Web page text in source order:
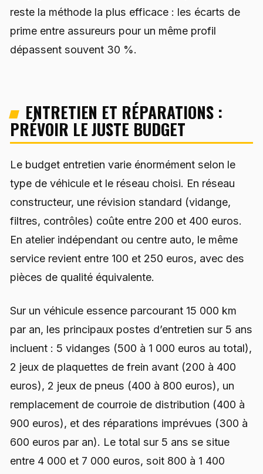
reste la méthode la plus efficace : les écarts de
prime entre assureurs pour un même profil
dépassent souvent 30 %.
ENTRETIEN ET RÉPARATIONS :
PRÉVOIR LE JUSTE BUDGET
Le budget entretien varie énormément selon le
type de véhicule et le réseau choisi. En réseau
constructeur, une révision standard (vidange,
filtres, contrôles) coûte entre 200 et 400 euros.
En atelier indépendant ou centre auto, le même
service revient entre 100 et 250 euros, avec des
pièces de qualité équivalente.
Sur un véhicule essence parcourant 15 000 km
par an, les principaux postes d’entretien sur 5 ans
incluent : 5 vidanges (500 à 1 000 euros au total),
2 jeux de plaquettes de frein avant (200 à 400
euros), 2 jeux de pneus (400 à 800 euros), un
remplacement de courroie de distribution (400 à
900 euros), et des réparations imprévues (300 à
600 euros par an). Le total sur 5 ans se situe
entre 4 000 et 7 000 euros, soit 800 à 1 400